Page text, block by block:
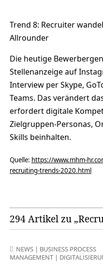
Trend 8: Recruiter
Allrounder
Die heutige
Stellenanzeige auf
Interview per Skype,
Teams. Das verändert
erfordert digitale
Zielgruppen-Personas,
Skills beinhalten.
Quelle: https://www.mhm-
recruiting-trends-2020.html
294 Artikel zu
NEWS | BUSINESS PROCESS
MANAGEMENT |